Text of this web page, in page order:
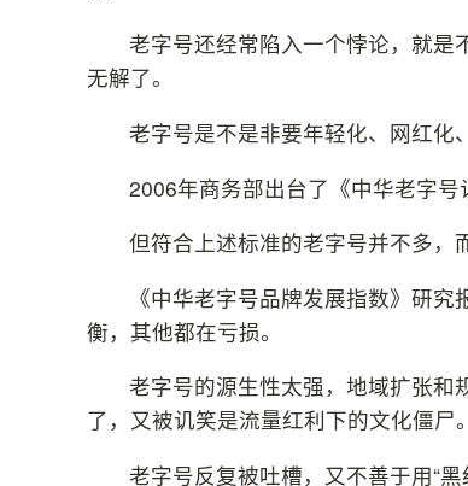
老字号还经常陷入一个悖论，就是
无解了。
老字号是不是非要年轻化、网红化
2006年商务部出台了《中华老字号
但符合上述标准的老字号并不多，
《中华老字号品牌发展指数》研
衡，其他都在亏损。
老字号的源生性太强，地域扩张和
了，又被讥笑是流量红利下的文化僵尸。
老字号反复被吐槽，又不善于用“